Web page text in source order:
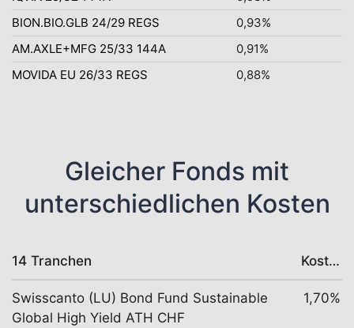
BION.BIO.GLB 24/29 REGS
0,93%
AM.AXLE+MFG 25/33 144A
0,91%
MOVIDA EU 26/33 REGS
0,88%
Gleicher Fonds mit
unterschiedlichen Kosten
14 Tranchen Kosten
Swisscanto (LU) Bond Fund Sustainable
Global High Yield ATH CHF
1,70%